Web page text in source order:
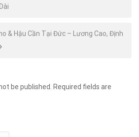
& Hậu Cần Tại Đức – Lương Cao, Định
be published. Required fields are